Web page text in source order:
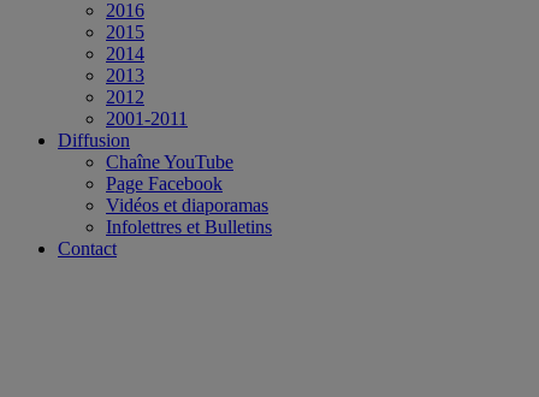
2016
2015
2014
2013
2012
2001-2011
Diffusion
Chaîne YouTube
Page Facebook
Vidéos et diaporamas
Infolettres et Bulletins
Contact